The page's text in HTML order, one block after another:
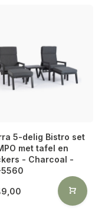
5-delig Bistro set
met tafel en
- Charcoal -